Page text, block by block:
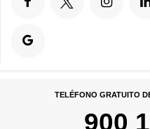
TELÉFONO GRATUITO
900